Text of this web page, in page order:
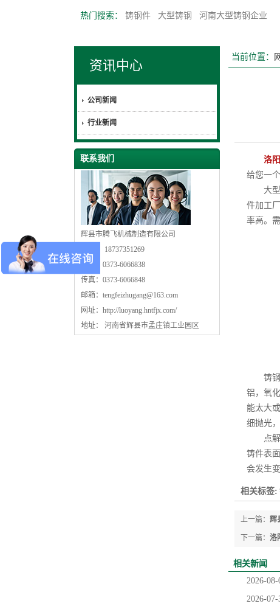
热门搜索： 铸钢件 大型铸钢 河南大型铸钢企业
资讯中心
公司新闻
行业新闻
联系我们
辉县市腾飞机械制造有限公司
手机： 18737351269
电话：0373-6066838
传真：0373-6066848
邮箱： tengfeizhugang@163.com
网址： http://luoyang.hntfjx.com/
地址： 河南省辉县市孟庄镇工业园区
当前位置：
洛
给您一
大型铸
件加工
率高。
铸钢零
铝，氧
能太大
细抛光
点解抛
铸件表
会发生
相关标签:
上一篇： 辉
下一篇： 洛
相关新闻
2026-08-
2026-07-